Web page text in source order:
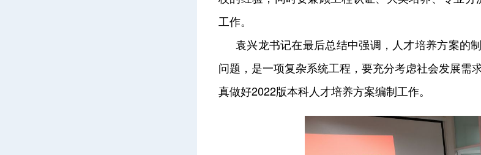
工作。
袁兴龙书记在最后总结中强调，人才培养方案的
问题，是一项复杂系统工程，要充分考虑社会发展需
真做好2022版本科人才培养方案编制工作。